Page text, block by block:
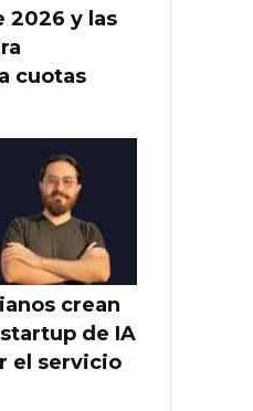
2026 y las
cuotas
crean
de IA
el servicio